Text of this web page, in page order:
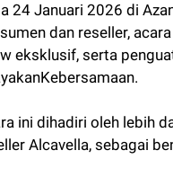
24 Januari 2026 di
dan reseller,
eksklusif, serta
ini dihadiri oleh lebih
Alcavella, sebagai